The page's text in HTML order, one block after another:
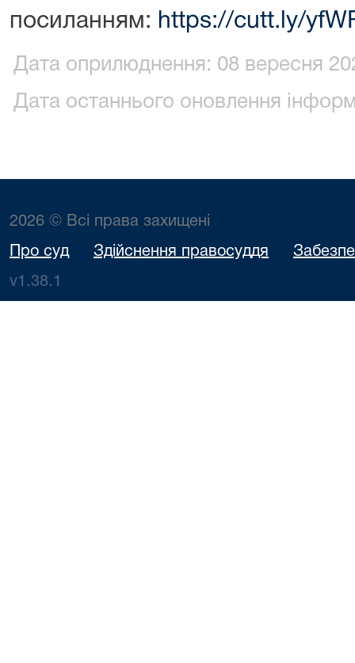
посиланням: https://cutt.ly/
Дата оприлюднення: 08 вересня
Дата останнього оновлення
2026 © Всі права захищені
Про суд Здійснення правосуддя
v1.38.1